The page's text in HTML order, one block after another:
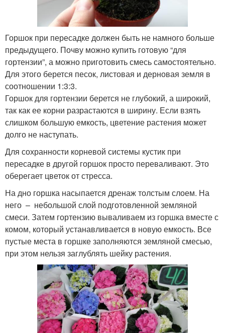
Горшок при пересадке должен быть не намного больше
предыдущего. Почву можно купить готовую “для
гортензии”, а можно приготовить смесь самостоятельно.
Для этого берется песок, листовая и дерновая земля в
соотношении 1:3:3.
Горшок для гортензии берется не глубокий, а широкий,
так как ее корни разрастаются в ширину. Если взять
слишком большую емкость, цветение растения может
долго не наступать.
Для сохранности корневой системы кустик при
пересадке в другой горшок просто переваливают. Это
оберегает цветок от стресса.
На дно горшка насыпается дренаж толстым слоем. На
него – небольшой слой подготовленной земляной
смеси. Затем гортензию вываливаем из горшка вместе с
комом, который устанавливается в новую емкость. Все
пустые места в горшке заполняются земляной смесью,
при этом нельзя заглублять шейку растения.